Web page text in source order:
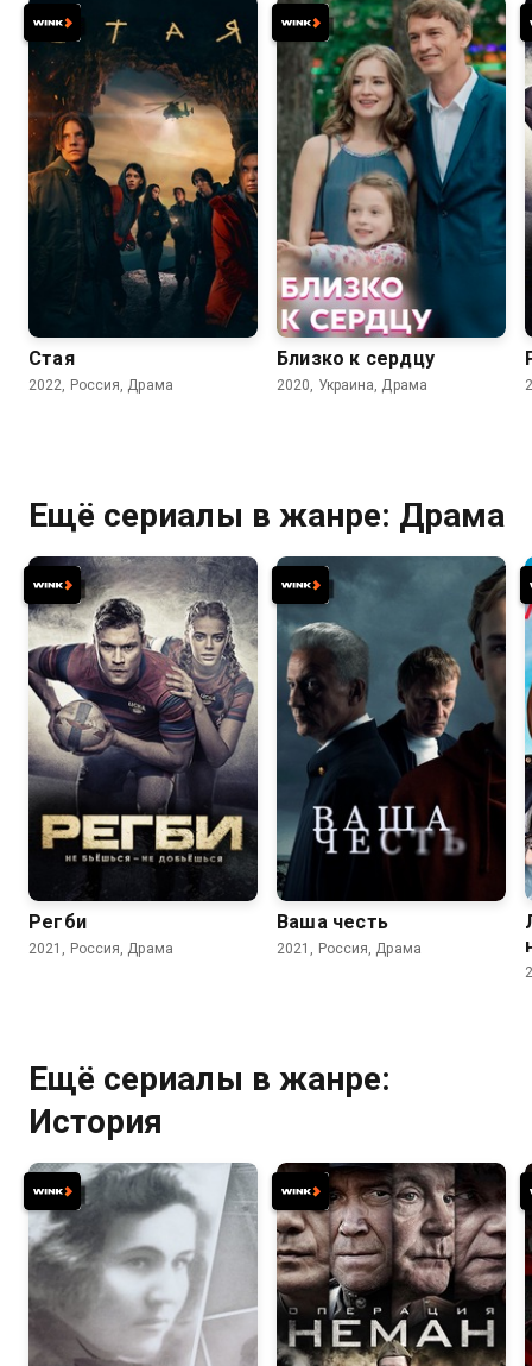
Стая
2022, Россия, Драма
7.1
Близко к сердцу
2020, Украина, Драма
Ещё сериалы в жанре: Драма
8.3 7.7
Регби
2021, Россия, Драма
8.2 7.2
Ваша честь
2021, Россия, Драма
Ещё сериалы в жанре:
История